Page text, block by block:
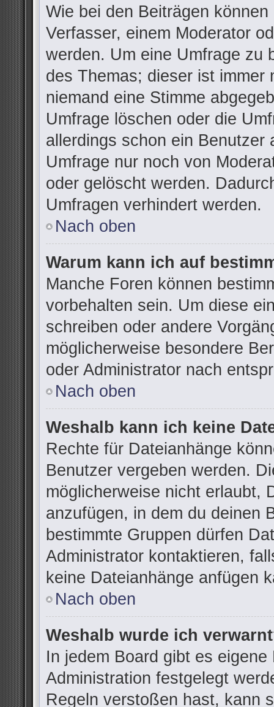
Wie bei den Beiträgen
Verfasser, einem Moderator
werden. Um eine Umfrage zu
des Themas; dieser ist immer
niemand eine Stimme
Umfrage löschen oder die
allerdings schon ein Benutzer
Umfrage nur noch von
oder gelöscht werden.
Umfragen verhindert werden.
Nach oben
Warum kann ich auf
Manche Foren können
vorbehalten sein. Um diese
schreiben oder andere
möglicherweise besondere
oder Administrator nach
Nach oben
Weshalb kann ich keine
Rechte für Dateianhänge
Benutzer vergeben werden.
möglicherweise nicht erlaubt,
anzufügen, in dem du deinen
bestimmte Gruppen dürfen
Administrator kontaktieren,
keine Dateianhänge anfügen
Nach oben
Weshalb wurde ich
In jedem Board gibt es
Administration festgelegt
Regeln verstoßen hast, kann